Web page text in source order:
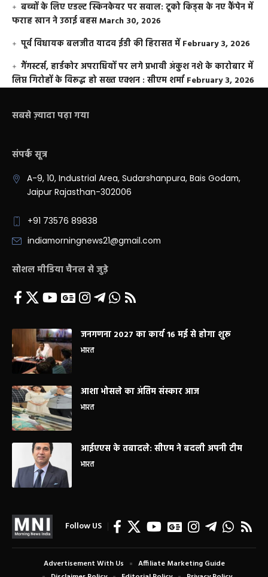
बच्चों के लिए एडल्ट स्किनकेयर पर सवाल: टूको किड्स के नए कैंपेन में
फराह खान ने उठाई बहसMarch 30, 2026
पूर्व विधायक बलजीत यादव ईडी की हिरासत में February 3, 2026
गैंगस्टर्स, हार्डकोर अपराधियों पर लगे प्रभावी अंकुश नशे के कारोबार में
लिप्त गिरोहों के विरूद्ध हो सख्त एक्शन : सीएम शर्मा February 3, 2026
सबसे ज़्यादा पढ़ा गया
संपर्क सूत्र
A-9, 10, Industrial Area, Sudarshanpura, Bais Godam,
Jaipur Rajasthan-302006
+91 73576 89838
indiamorningnews21@gmail.com
सोशल मीडिया चैनल से जुड़े
जनगणना 2027 का कार्य 16 मई से होगा शुरू
भारत
आशा भोसले का अंतिम संस्कार आज
भारत
आईएएस के तबादले: सीएम ने बदली अपनी टीम
भारत
Follow US
Advertisement With Us
Affiliate Marketing Guide